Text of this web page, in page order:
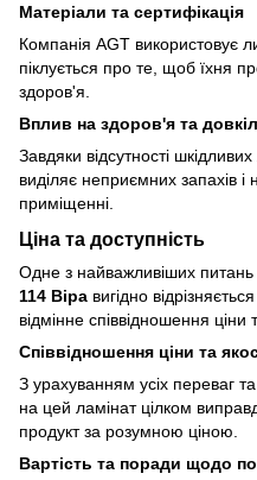
Матеріали та сертифікація
Компанія AGT використовує
піклується про те, щоб їхня
здоров'я.
Вплив на здоров'я та
Завдяки відсутності
виділяє неприємних запахів і
приміщенні.
Ціна та доступність
Одне з найважливіших
114 Віра вигідно
відмінне співвідношення ціни
Співвідношення ціни та
З урахуванням усіх переваг
на цей ламінат цілком
продукт за розумною ціною.
Вартість та поради щодо